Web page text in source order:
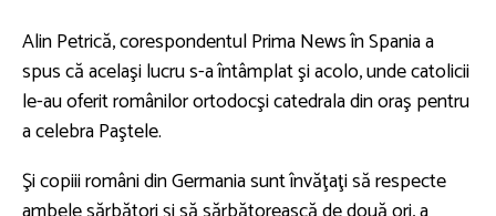
Alin Petrică, corespondentul Prima News în Spania a
spus că acelaşi lucru s-a întâmplat şi acolo, unde catolicii
le-au oferit românilor ortodocşi catedrala din oraş pentru
a celebra Paştele.
Şi copiii români din Germania sunt învăţaţi să respecte